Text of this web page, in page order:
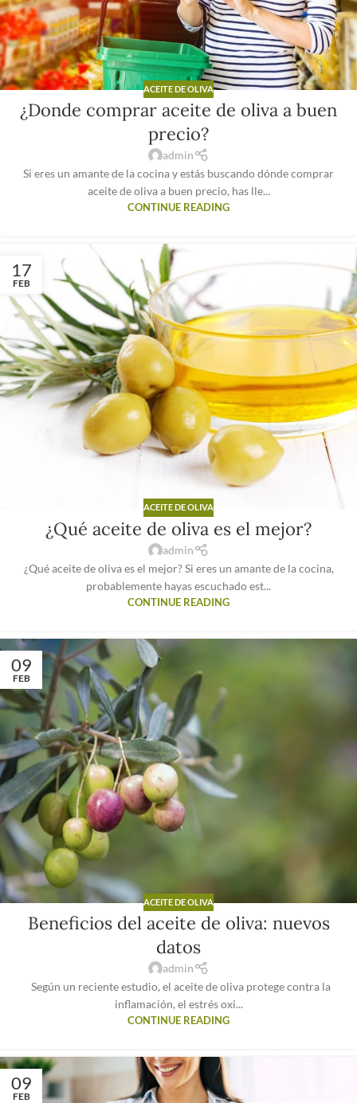
ACEITE DE OLIVA
¿Donde comprar aceite de oliva a buen
precio?
admin
Si eres un amante de la cocina y estás buscando dónde comprar
aceite de oliva a buen precio, has lle...
CONTINUE READING
17
FEB
ACEITE DE OLIVA
¿Qué aceite de oliva es el mejor?
admin
¿Qué aceite de oliva es el mejor? Si eres un amante de la cocina,
probablemente hayas escuchado est...
CONTINUE READING
09
FEB
ACEITE DE OLIVA
Beneficios del aceite de oliva: nuevos
datos
admin
Según un reciente estudio, el aceite de oliva protege contra la
inflamación, el estrés oxi...
CONTINUE READING
09
FEB